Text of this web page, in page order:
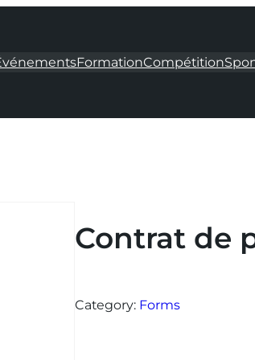
FormationCompétition
Contrat de
Category: Forms